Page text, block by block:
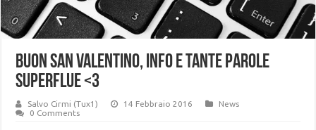
Buon San Valentino, info e tante parole
superflue <3
Salvo Cirmi (Tux1) 14 Febbraio 2016
News
0 Comments